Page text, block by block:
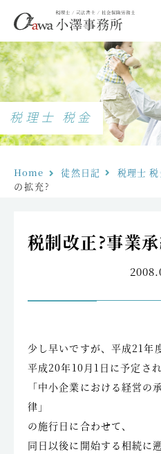
税理士 税金
Home 徒然日記 税理士
の拡充?
税制改正?事業
少し早いですが、平成21年
平成20年10月1日に予定さ
「中小企業における経営の
律」
の施行日に合わせて、
同日以後に開始する相続に